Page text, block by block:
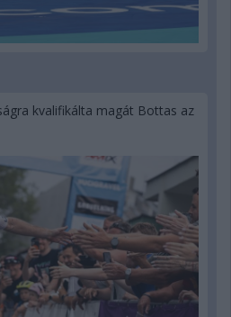
kvalifikálta magát Bottas az